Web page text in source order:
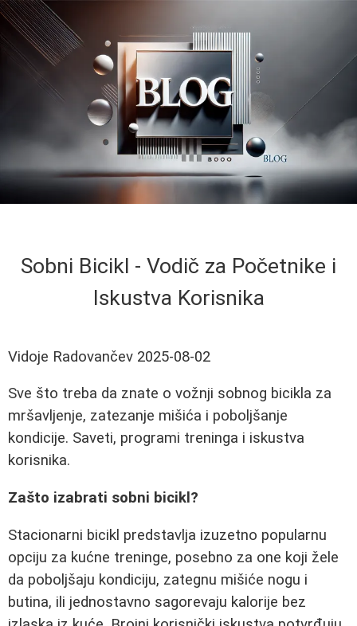
Sobni Bicikl - Vodič za Početnike i
Iskustva Korisnika
Vidoje Radovančev 2025-08-02
Sve što treba da znate o vožnji sobnog bicikla za
mršavljenje, zatezanje mišića i poboljšanje
kondicije. Saveti, programi treninga i iskustva
korisnika.
Zašto izabrati sobni bicikl?
Stacionarni bicikl predstavlja izuzetno popularnu
opciju za kućne treninge, posebno za one koji žele
da poboljšaju kondiciju, zategnu mišiće nogu i
butina, ili jednostavno sagorevaju kalorije bez